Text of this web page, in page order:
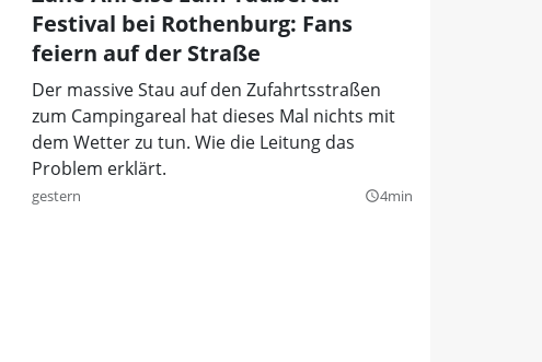
Festival bei Rothenburg: Fans
feiern auf der Straße
Der massive Stau auf den Zufahrtsstraßen
zum Campingareal hat dieses Mal nichts mit
dem Wetter zu tun. Wie die Leitung das
Problem erklärt.
gestern query_builder4min